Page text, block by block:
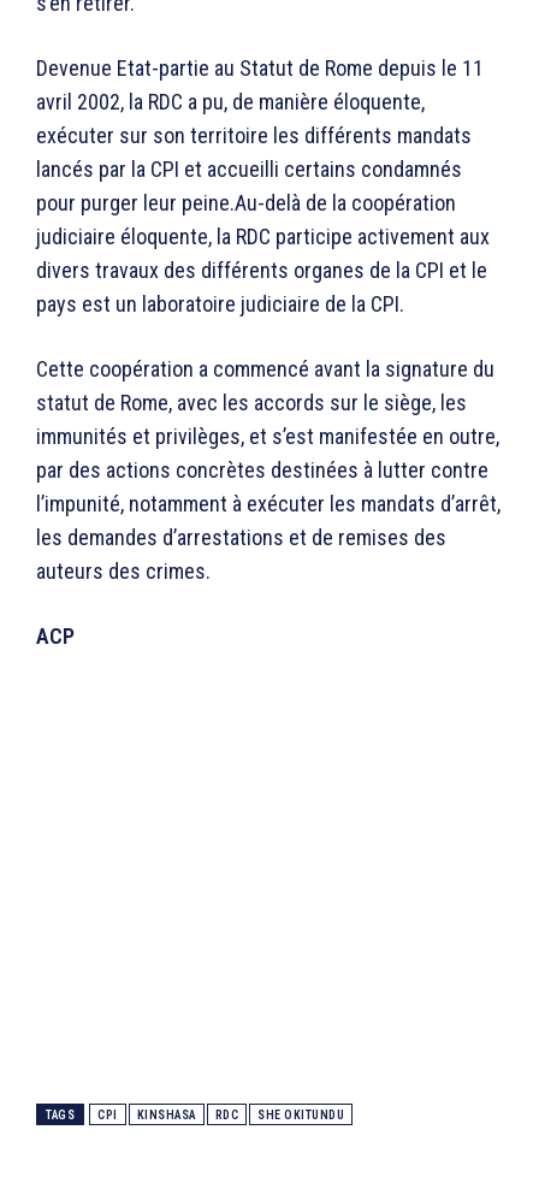
Devenue Etat-partie au Statut de Rome depuis le 11
avril 2002, la RDC a pu, de manière éloquente,
exécuter sur son territoire les différents mandats
lancés par la CPI et accueilli certains condamnés
pour purger leur peine.Au-delà de la coopération
judiciaire éloquente, la RDC participe activement aux
divers travaux des différents organes de la CPI et le
pays est un laboratoire judiciaire de la CPI.
Cette coopération a commencé avant la signature du
statut de Rome, avec les accords sur le siège, les
immunités et privilèges, et s’est manifestée en outre,
par des actions concrètes destinées à lutter contre
l’impunité, notamment à exécuter les mandats d’arrêt,
les demandes d’arrestations et de remises des
auteurs des crimes.
ACP
TAGS CPI KINSHASA RDC SHE OKITUNDU